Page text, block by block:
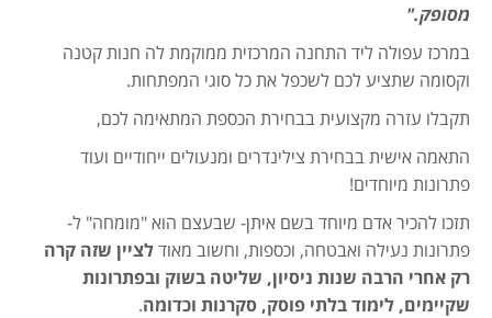
מסופק."
במרכז עפולה ליד התחנה המרכזית ממוקמת לה חנות קטנה
וקסומה שתציע לכם לשכפל את כל סוגי המפתחות.
תקבלו עזרה מקצועית בבחירת הכספת המתאימה לכם,
התאמה אישית בבחירת צילינדרים ומנעולים ייחודיים ועוד
פתרונות מיוחדים!
תזכו להכיר אדם מיוחד בשם איתן- שבעצם הוא "מומחה" ל-
פתרונות נעילה ואבטחה, וכספות, וחשוב מאודלציין שזה קרה
רק אחרי הרבה שנות ניסיון, שליטה בשוק ובפתרונות
שקיימים, לימוד בלתי פוסק, סקרנות וכדומה.